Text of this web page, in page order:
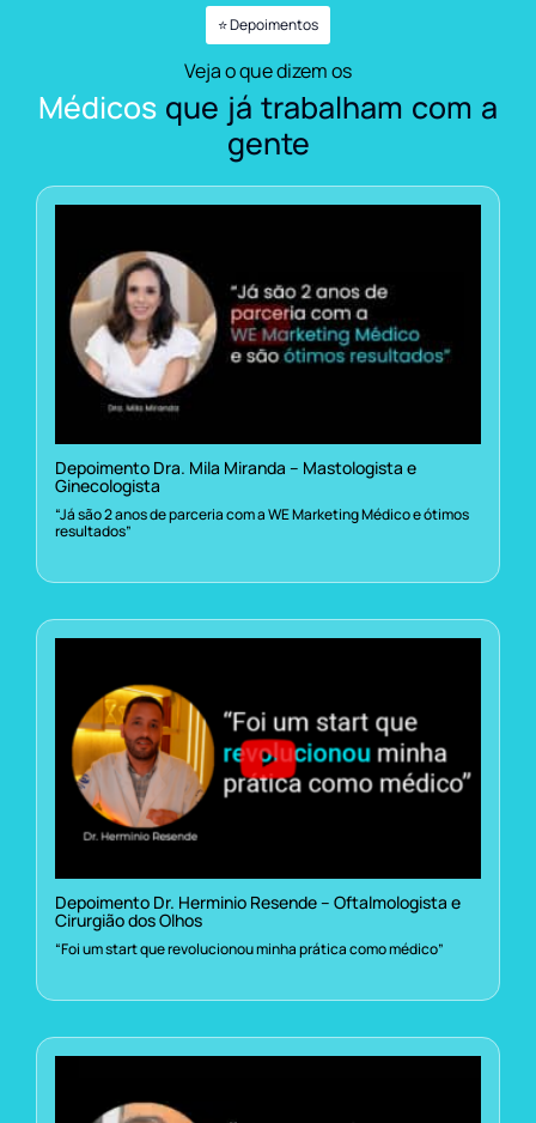
⭐ Depoimentos
Veja o que dizem os
Médicos que já trabalham com a
gente
Depoimento Dra. Mila Miranda – Mastologista e
Ginecologista
“Já são 2 anos de parceria com a WE Marketing Médico e ótimos
resultados”
Depoimento Dr. Herminio Resende – Oftalmologista e
Cirurgião dos Olhos
“Foi um start que revolucionou minha prática como médico”